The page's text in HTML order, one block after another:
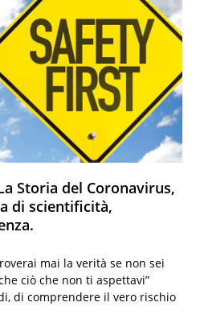
Storia del Coronavirus,
di scientificità,
mai la verità se non sei
ciò che non ti aspettavi”
di comprendere il vero rischio